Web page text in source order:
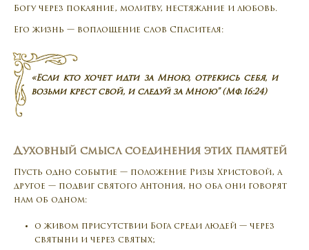
Богу через покаяние, молитву, нестяжание и любовь.
Его жизнь — воплощение слов Спасителя:
«Если кто хочет идти за Мною, отрекись себя, и
возьми крест свой, и следуй за Мною” (Мф. 16:24)
Духовный смысл соединения этих памятей
Пусть одно событие — положение Ризы Христовой, а
другое — подвиг святого Антония, но оба они говорят
нам об одном:
о живом присутствии Бога среди людей — через
святыни и через святых;